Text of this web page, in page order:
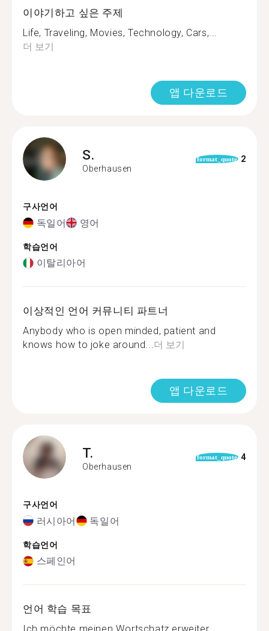
이야기하고 싶은 주제
Life, Traveling, Movies, Technology, Cars,...
더 보기
앱 다운로드
S.
Oberhausen
format_quote 2
구사언어
독일어 영어
학습언어
이탈리아어
이상적인 언어 커뮤니티 파트너
Anybody who is open minded, patient and
knows how to joke around...더 보기
앱 다운로드
T.
Oberhausen
format_quote 4
구사언어
러시아어 독일어
학습언어
스페인어
언어 학습 목표